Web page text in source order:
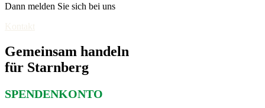
Dann melden Sie sich bei uns
Kontakt
Gemeinsam handeln
für Starnberg
SPENDENKONTO